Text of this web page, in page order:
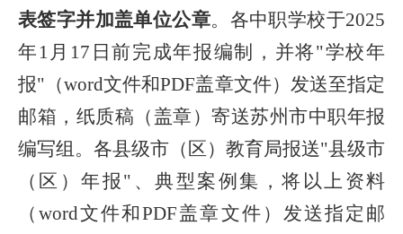
表签字并加盖单位公章。各中职学校于2025
年 1 月 17 日前完成年报编制，并将"学校年
报"（word文件和PDF盖章文件）发送至指定
邮箱，纸质稿（盖章）寄送苏州市中职年报
编写组。各县级市（区）教育局报送"县级市
（区）年报"、典型案例集，将以上资料
（word文件和PDF盖章文件）发送指定邮